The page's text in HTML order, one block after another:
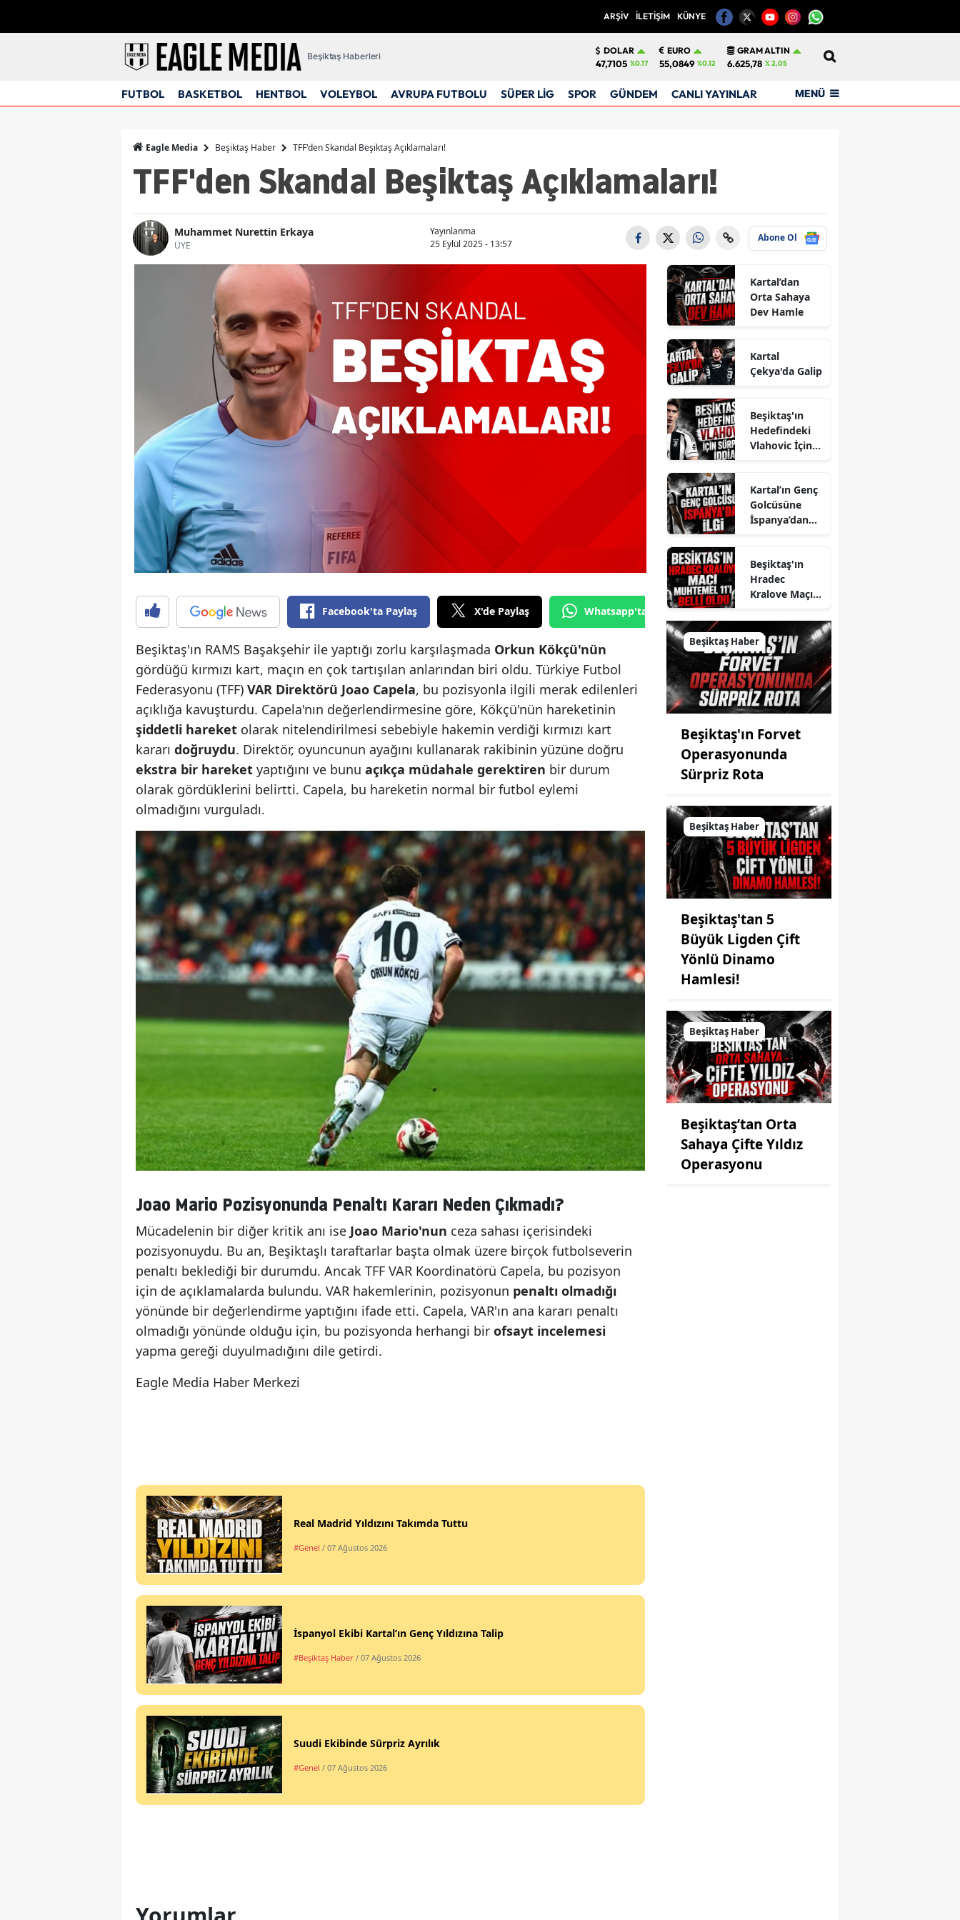
ARŞİV İLETİŞİM KÜNYE
Beşiktaş Haberleri
DOLAR
47,7105 %0.17
EURO
55,0849 %0.12
GRAM ALTIN
6.625,78 % 2,05
FUTBOL BASKETBOL HENTBOL VOLEYBOL AVRUPA FUTBOLU SÜPER LİG SPOR GÜNDEM CANLI YAYINLAR MENÜ
Eagle Media Beşiktaş Haber TFF'den Skandal Beşiktaş Açıklamaları!
TFF'den Skandal Beşiktaş Açıklamaları!
Muhammet Nurettin Erkaya
ÜYE
Yayınlanma
25 Eylül 2025 - 13:57
Abone Ol
Facebook'ta Paylaş X'de Paylaş Whatsapp'tan Gönder
Beşiktaş'ın RAMS Başakşehir ile yaptığı zorlu karşılaşmada Orkun Kökçü'nün
gördüğü kırmızı kart, maçın en çok tartışılan anlarından biri oldu. Türkiye Futbol
Federasyonu (TFF) VAR Direktörü Joao Capela, bu pozisyonla ilgili merak edilenleri
açıklığa kavuşturdu. Capela'nın değerlendirmesine göre, Kökçü'nün hareketinin
şiddetli hareket olarak nitelendirilmesi sebebiyle hakemin verdiği kırmızı kart
kararı doğruydu. Direktör, oyuncunun ayağını kullanarak rakibinin yüzüne doğru
ekstra bir hareket yaptığını ve bunu açıkça müdahale gerektiren bir durum
olarak gördüklerini belirtti. Capela, bu hareketin normal bir futbol eylemi
olmadığını vurguladı.
Joao Mario Pozisyonunda Penaltı Kararı Neden Çıkmadı?
Mücadelenin bir diğer kritik anı ise Joao Mario'nun ceza sahası içerisindeki
pozisyonuydu. Bu an, Beşiktaşlı taraftarlar başta olmak üzere birçok futbolseverin
penaltı beklediği bir durumdu. Ancak TFF VAR Koordinatörü Capela, bu pozisyon
için de açıklamalarda bulundu. VAR hakemlerinin, pozisyonun penaltı olmadığı
yönünde bir değerlendirme yaptığını ifade etti. Capela, VAR'ın ana kararı penaltı
olmadığı yönünde olduğu için, bu pozisyonda herhangi bir ofsayt incelemesi
yapma gereği duyulmadığını dile getirdi.
Eagle Media Haber Merkezi
Real Madrid Yıldızını Takımda Tuttu
#Genel / 07 Ağustos 2026
İspanyol Ekibi Kartal’ın Genç Yıldızına Talip
#Beşiktaş Haber / 07 Ağustos 2026
Suudi Ekibinde Sürpriz Ayrılık
#Genel / 07 Ağustos 2026
Kartal’dan
Orta Sahaya
Dev Hamle
Kartal
Çekya'da Galip
Beşiktaş'ın
Hedefindeki
Vlahovic İçin
Kartal’ın Genç
Golcüsüne
İspanya’dan
Beşiktaş'ın
Hradec
Kralove Maçı
Belli Oldu
Beşiktaş Haber
Beşiktaş'ın Forvet
Operasyonunda
Sürpriz Rota
Beşiktaş Haber
Beşiktaş'tan 5
Büyük Ligden Çift
Yönlü Dinamo
Hamlesi!
Beşiktaş Haber
Beşiktaş’tan Orta
Sahaya Çifte Yıldız
Operasyonu